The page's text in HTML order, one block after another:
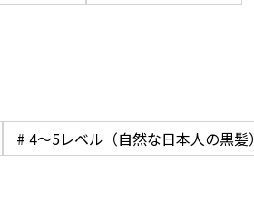
# 4〜5レベル（自然な日本人の黒髪）